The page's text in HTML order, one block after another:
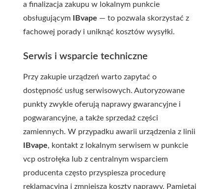
a finalizacja zakupu w lokalnym punkcie
obsługującym
IBvape — to pozwala skorzystać z
fachowej porady i uniknąć kosztów wysyłki.
Serwis i wsparcie techniczne
Przy zakupie urządzeń warto zapytać o
dostępność usług serwisowych. Autoryzowane
punkty zwykle oferują naprawy gwarancyjne i
pogwarancyjne, a także sprzedaż części
zamiennych. W przypadku awarii urządzenia z linii
IBvape, kontakt z lokalnym serwisem w punkcie
vcp ostrołęka lub z centralnym wsparciem
producenta często przyspiesza procedurę
reklamacyjną i zmniejsza koszty naprawy. Pamiętaj